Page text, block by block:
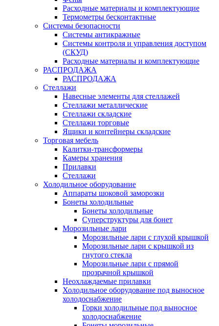
Расходные материалы и комплектующие
Термометры бесконтактные
Системы безопасности
Системы антикражные
Системы контроля и управления доступом
(СКУД)
Расходные материалы и комплектующие
РАСПРОДАЖА
РАСПРОДАЖА
Стеллажи
Навесные элементы для стеллажей
Стеллажи металлические
Стеллажи складские
Стеллажи торговые
Ящики и контейнеры складские
Торговая мебель
Калитки-трансформеры
Камеры хранения
Прилавки
Стеллажи
Холодильное оборудование
Аппараты шоковой заморозки
Бонеты холодильные
Бонеты холодильные
Суперструктуры для бонет
Морозильные лари
Морозильные лари с глухой крышкой
Морозильные лари с крышкой из
гнутого стекла
Морозильные лари с прямой
прозрачной крышкой
Неохлаждаемые прилавки
Холодильное оборудование под выносное
холодоснабжение
Горки холодильные под выносное
холодоснабжение